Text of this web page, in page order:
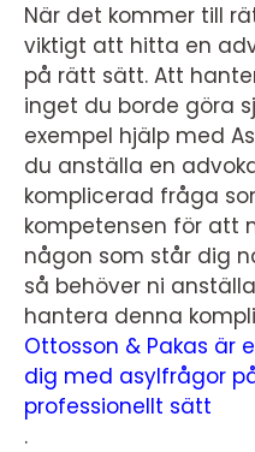
När det kommer till
viktigt att hitta en
på rätt sätt. Att
inget du borde göra
exempel hjälp med
du anställa en
komplicerad fråga
kompetensen för att
någon som står dig
så behöver ni
hantera denna
Ottosson & Pakas är
dig med asylfrågor
professionellt sätt
.